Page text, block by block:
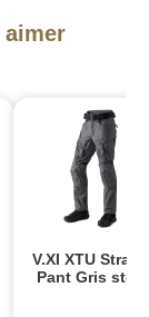
aimer
V.XI XTU
Pant Gris